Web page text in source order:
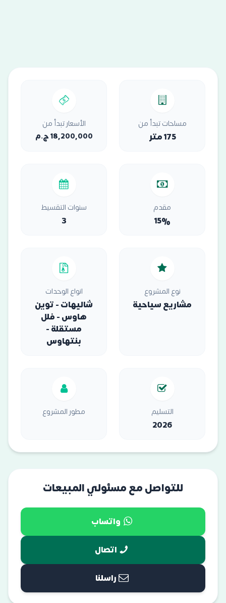
مساحات تبدأ من
175 متر
الأسعار تبدأ من
18,200,000 ج.م
مقدم
15%
سنوات التقسيط
3
نوع المشروع
مشاريع سياحية
انواع الوحدات
شاليهات - توين
هاوس - فلل
مستقلة -
بنتهاوس
التسليم
2026
مطور المشروع
للتواصل مع مسئولي المبيعات
واتساب
اتصال
راسلنا